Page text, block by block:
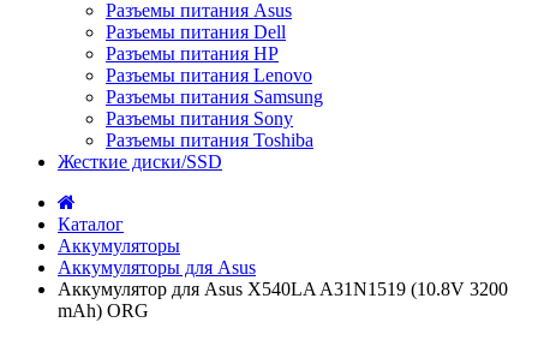
Разъемы питания Asus
Разъемы питания Dell
Разъемы питания HP
Разъемы питания Lenovo
Разъемы питания Samsung
Разъемы питания Sony
Разъемы питания Toshiba
Жесткие диски/SSD
Каталог
Аккумуляторы
Аккумуляторы для Asus
Аккумулятор для Asus X540LA A31N1519 (10.8V 3200
mAh) ORG